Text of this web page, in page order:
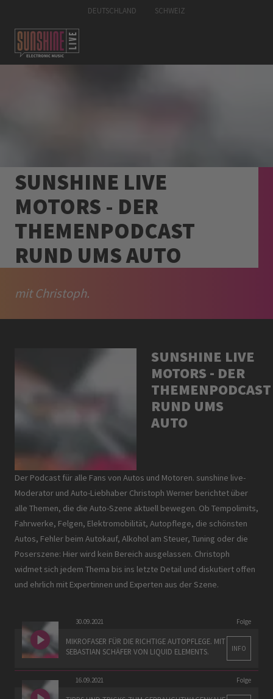
DEUTSCHLAND SCHWEIZ
SUNSHINE LIVE
MOTORS - DER
THEMENPODCAST
RUND UMS AUTO
mit Christoph.
SUNSHINE LIVE
MOTORS - DER
THEMENPODCAST
RUND UMS
AUTO
Der Podcast für alle Fans von Autos und Motoren. sunshine live-
Moderator und Auto-Liebhaber Christoph Werner berichtet über
alle Themen, die die Auto-Szene aktuell bewegen. Ob Tempolimits,
Fahrwerke, Felgen, Elektromobilität, Autopflege, die schönsten
Autos, Fehler beim Autokauf, Alkohol am Steuer, Tuning oder die
Poserszene: Hier wird kein Bereich ausgelassen. Christoph
widmet sich jedem Thema bis ins letzte Detail und diskutiert offen
und ehrlich mit Expertinnen und Experten aus der Szene.
30.09.2021 Folge
MIKROFASER FÜR DIE RICHTIGE AUTOPFLEGE. MIT
SEBASTIAN SCHÄFER VON LIQUID ELEMENTS.
INFO
16.09.2021 Folge